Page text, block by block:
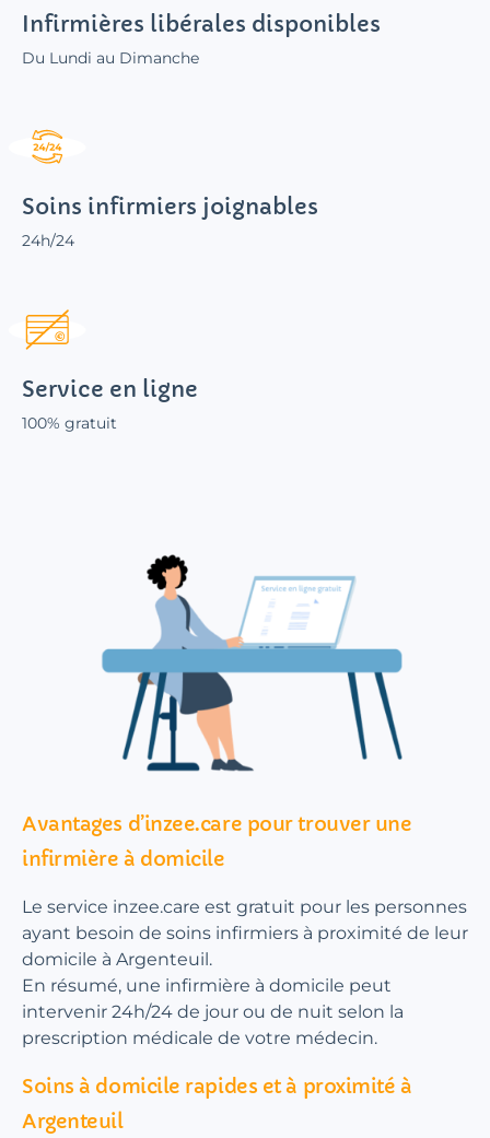
Infirmières libérales disponibles
Du Lundi au Dimanche
Soins infirmiers joignables
24h/24
Service en ligne
100% gratuit
Avantages d’inzee.care pour trouver une
infirmière à domicile
Le service inzee.care est gratuit pour les personnes
ayant besoin de soins infirmiers à proximité de leur
domicile à Argenteuil.
En résumé, une infirmière à domicile peut
intervenir 24h/24 de jour ou de nuit selon la
prescription médicale de votre médecin.
Soins à domicile rapides et à proximité à
Argenteuil